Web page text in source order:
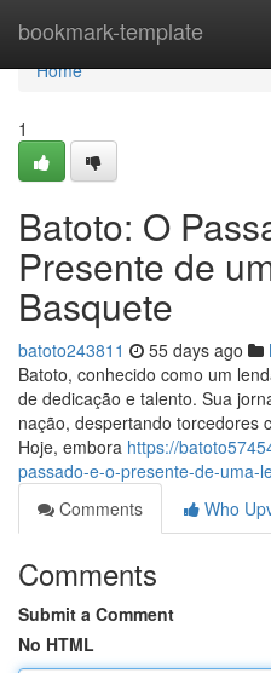
bookmark-template
Home
Home
1
Batoto: O
Presente de
Basquete
batoto243811 55 days ago
Batoto, conhecido como um
de dedicação e talento. Sua
nação, despertando torcedores
Hoje, embora https://
passado-e-o-presente-de-uma-
Comments
Who
Comments
Submit a Comment
No HTML